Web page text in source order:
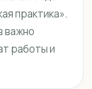
практика».
важно
работы и